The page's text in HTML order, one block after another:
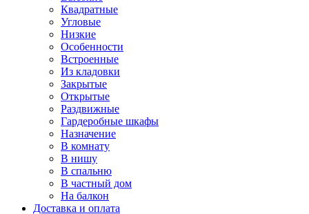
Квадратные
Угловые
Низкие
Особенности
Встроенные
Из кладовки
Закрытые
Открытые
Раздвижные
Гардеробные шкафы
Назначение
В комнату
В нишу
В спальню
В частный дом
На балкон
Доставка и оплата